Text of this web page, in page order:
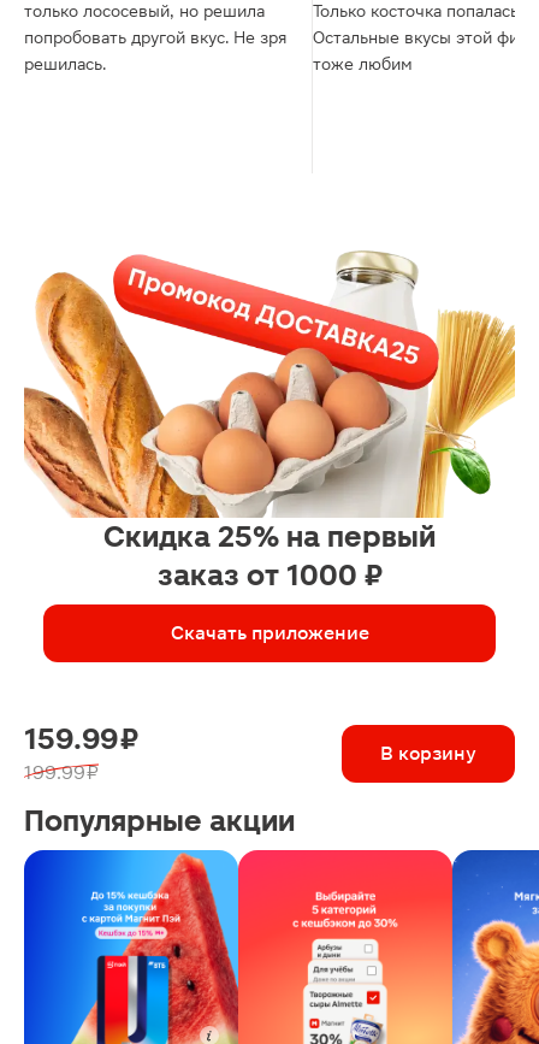
только лососевый, но решила
попробовать другой вкус. Не зря
решилась.
Только косточка попалась
Остальные вкусы этой
тоже любим
Скидка 25% на первый
заказ от 1000 ₽
Скачать приложение
159.99 ₽
199.99 ₽
В корзину
Популярные акции